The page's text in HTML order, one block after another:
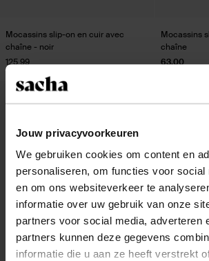
Jouw privacyvoorkeuren
We gebruiken cookies om content en
personaliseren, om functies voor social
en om ons websiteverkeer te
informatie over uw gebruik van onze
partners voor social media, adverteren
partners kunnen deze gegevens
informatie die u aan ze heeft verstrekt
Mocassins slip-on en cuir avec
chaîne - noir
125.99
Mocassins
chaîne
63.00
- 60%